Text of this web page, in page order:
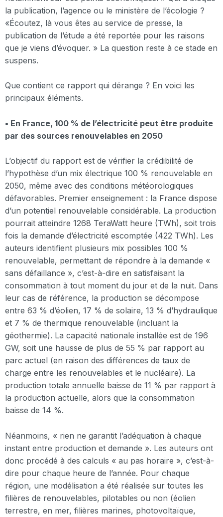
la publication, l’agence ou le ministère de l’écologie ?
«Écoutez, là vous êtes au service de presse, la
publication de l’étude a été reportée pour les raisons
que je viens d’évoquer. » La question reste à ce stade en
suspens.
Que contient ce rapport qui dérange ? En voici les
principaux éléments.
• En France, 100 % de l’électricité peut être produite
par des sources renouvelables en 2050
L’objectif du rapport est de vérifier la crédibilité de
l’hypothèse d’un mix électrique 100 % renouvelable en
2050, même avec des conditions météorologiques
défavorables. Premier enseignement : la France dispose
d’un potentiel renouvelable considérable. La production
pourrait atteindre 1268 TeraWatt heure (TWh), soit trois
fois la demande d’électricité escomptée (422 TWh). Les
auteurs identifient plusieurs mix possibles 100 %
renouvelable, permettant de répondre à la demande «
sans défaillance », c’est-à-dire en satisfaisant la
consommation à tout moment du jour et de la nuit. Dans
leur cas de référence, la production se décompose
entre 63 % d’éolien, 17 % de solaire, 13 % d’hydraulique
et 7 % de thermique renouvelable (incluant la
géothermie). La capacité nationale installée est de 196
GW, soit une hausse de plus de 55 % par rapport au
parc actuel (en raison des différences de taux de
charge entre les renouvelables et le nucléaire). La
production totale annuelle baisse de 11 % par rapport à
la production actuelle, alors que la consommation
baisse de 14 %.
Néanmoins, « rien ne garantit l’adéquation à chaque
instant entre production et demande ». Les auteurs ont
donc procédé à des calculs « au pas horaire », c’est-à-
dire pour chaque heure de l’année. Pour chaque
région, une modélisation a été réalisée sur toutes les
filières de renouvelables, pilotables ou non (éolien
terrestre, en mer, filières marines, photovoltaïque,